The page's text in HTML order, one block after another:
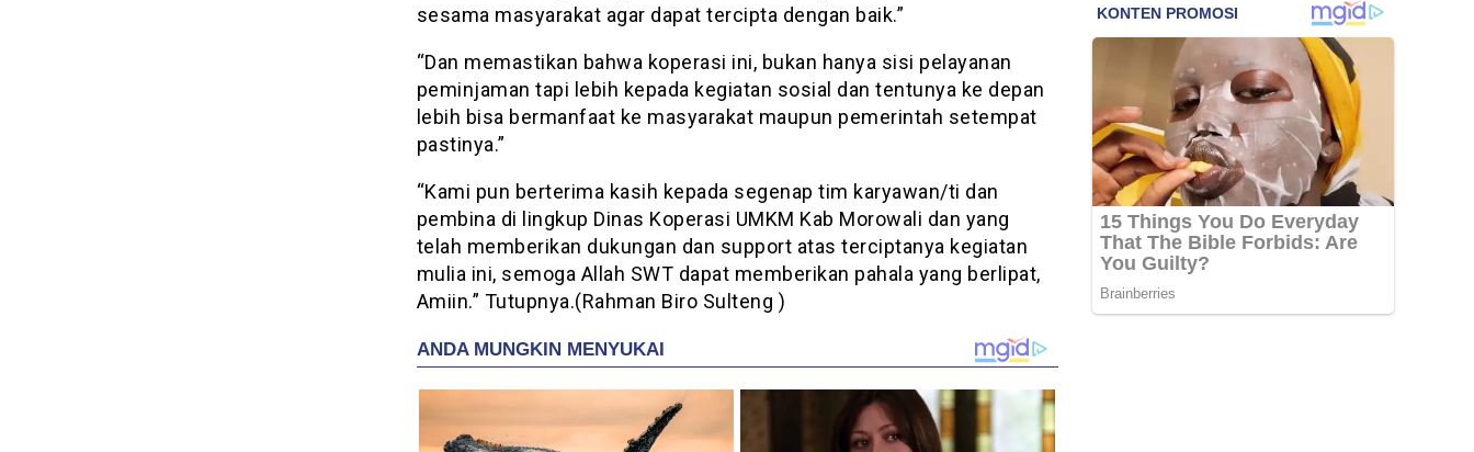
sesama masyarakat agar dapat tercipta dengan baik.”
“Dan memastikan bahwa koperasi ini, bukan hanya sisi pelayanan
peminjaman tapi lebih kepada kegiatan sosial dan tentunya ke depan
lebih bisa bermanfaat ke masyarakat maupun pemerintah setempat
pastinya.”
“Kami pun berterima kasih kepada segenap tim karyawan/ti dan
pembina di lingkup Dinas Koperasi UMKM Kab Morowali dan yang
telah memberikan dukungan dan support atas terciptanya kegiatan
mulia ini, semoga Allah SWT dapat memberikan pahala yang berlipat,
Amiin.” Tutupnya.(Rahman Biro Sulteng )